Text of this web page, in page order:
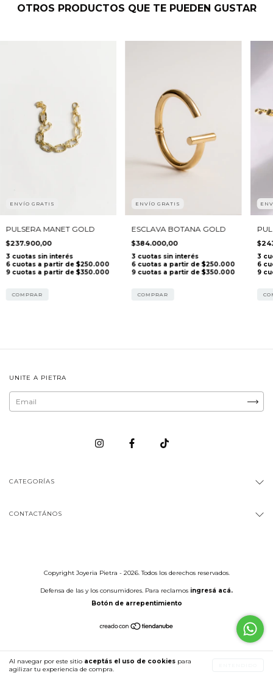
Al navegar por este sitio aceptás el uso de cookies para
agilizar tu experiencia de compra.
OTROS PRODUCTOS QUE TE PUEDEN GUSTAR
ENVÍO GRATIS
PULSERA MANET GOLD
$237.900,00
COMPRAR
ENVÍO GRATIS
ESCLAVA BOTANA GOLD
$384.000,00
COMPRAR
UNITE A PIETRA
CATEGORÍAS
CONTACTÁNOS
Copyright Joyeria Pietra - 2026. Todos los derechos reservados.
Defensa de las y los consumidores. Para reclamos ingresá acá.
Botón de arrepentimiento